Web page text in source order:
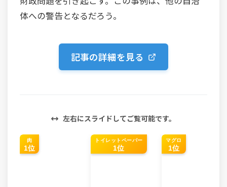
体への警告となるだろう。
記事の詳細を見る
左右にスライドしてご覧可能です。
肉
1位
トイレットペーパー
1位
マグロ
1位